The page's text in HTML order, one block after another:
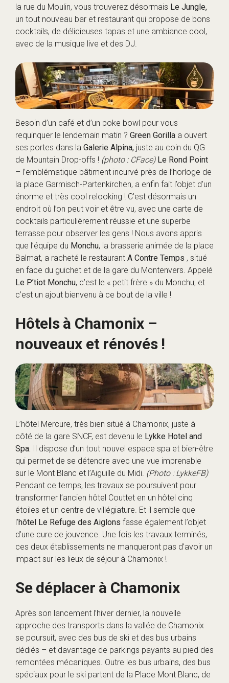
la rue du Moulin, vous trouverez désormais Le Jungle,
un tout nouveau bar et restaurant qui propose de bons
cocktails, de délicieuses tapas et une ambiance cool,
avec de la musique live et des DJ.
Besoin d’un café et d’un poke bowl pour vous
requinquer le lendemain matin ? Green Gorilla a ouvert
ses portes dans la Galerie Alpina, juste au coin du QG
de Mountain Drop-offs ! (photo : CFace) Le Rond Point
– l’emblématique bâtiment incurvé près de l’horloge de
la place Garmisch-Partenkirchen, a enfin fait l’objet d’un
énorme et très cool relooking ! C’est désormais un
endroit où l’on peut voir et être vu, avec une carte de
cocktails particulièrement réussie et une superbe
terrasse pour observer les gens ! Nous avons appris
que l’équipe du Monchu, la brasserie animée de la place
Balmat, a racheté le restaurant A Contre Temps , situé
en face du guichet et de la gare du Montenvers. Appelé
Le P’tiot Monchu, c’est le « petit frère » du Monchu, et
c’est un ajout bienvenu à ce bout de la ville !
Hôtels à Chamonix –
nouveaux et rénovés !
L’hôtel Mercure, très bien situé à Chamonix, juste à
côté de la gare SNCF, est devenu le Lykke Hotel and
Spa. Il dispose d’un tout nouvel espace spa et bien-être
qui permet de se détendre avec une vue imprenable
sur le Mont Blanc et l’Aiguille du Midi. (Photo : LykkeFB)
Pendant ce temps, les travaux se poursuivent pour
transformer l’ancien hôtel Couttet en un hôtel cinq
étoiles et un centre de villégiature. Et il semble que
l’hôtel Le Refuge des Aiglons fasse également l’objet
d’une cure de jouvence. Une fois les travaux terminés,
ces deux établissements ne manqueront pas d’avoir un
impact sur les lieux de séjour à Chamonix !
Se déplacer à Chamonix
Après son lancement l’hiver dernier, la nouvelle
approche des transports dans la vallée de Chamonix
se poursuit, avec des bus de ski et des bus urbains
dédiés – et davantage de parkings payants au pied des
remontées mécaniques. Outre les bus urbains, des bus
spéciaux pour le ski partent de la Place Mont Blanc, de